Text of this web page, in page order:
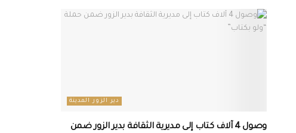
دير الزور المدينة
وصول 4 آلاف كتاب إلى مديرية الثقافة بدير الزور ضمن